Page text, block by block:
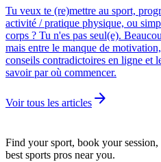
Tu veux te (re)mettre au sport,
activité / pratique physique, ou
corps ? Tu n'es pas seul(e).
mais entre le manque de
conseils contradictoires en ligne
savoir par où commencer.
Voir tous les articles arrow_forward
Find your sport, book your
best sports pros near you.